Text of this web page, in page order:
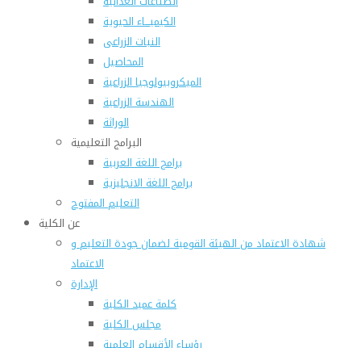
الكيميـــاء الحيوية
النبات الزراعى
المحاصيل
الميكروبيولوجيا الزراعية
الهندسة الزراعية
الوراثة
البرامج التعليمية
برامج اللغة العربية
برامج اللغة الانجليزية
التعليم المفتوح
عن الكلية
شهادة الاعتماد من الهيئة القومية لضمان جودة التعليم و
الاعتماد
الإدارة
كلمة عميد الكلية
مجلس الكلية